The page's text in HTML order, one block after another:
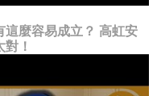
這麼容易成立？ 高虹安
！